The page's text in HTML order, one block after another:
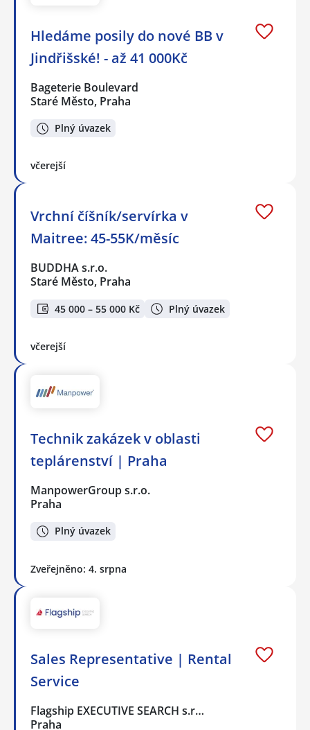
Hledáme posily do nové BB v
Jindřišské! - až 41 000Kč
Bageterie Boulevard
Staré Město, Praha
Plný úvazek
včerejší
Vrchní číšník/servírka v
Maitree: 45-55K/měsíc
BUDDHA s.r.o.
Staré Město, Praha
45 000 – 55 000 Kč Plný úvazek
včerejší
Technik zakázek v oblasti
teplárenství | Praha
ManpowerGroup s.r.o.
Praha
Plný úvazek
Zveřejněno: 4. srpna
Sales Representative | Rental
Service
Flagship EXECUTIVE SEARCH s.r…
Praha